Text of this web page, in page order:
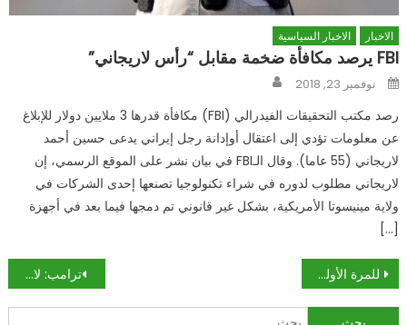
الاخبار الاخبار السياسية
FBI يرصد مكافأة ضخمة مقابل “رأس لاريجاني”
Posted
onنوفمبر 23, 2018
رصد مكتب التحقيقات الفيدرالي (FBI) مكافأة قدرها 3 ملايين دولار للإبلاغ
عن معلومات تؤدي إلى اعتقال أوإدانة رجل إيراني يدعى حسين أحمد
لاريجاني (55 عاما). وقال الـFBI في بيان نشر على الموقع الرسمي، إن
لاريجاني مطلوب لدوره في شراء تكنولوجيا تصنعها إحدى الشركات في
ولاية مينيسوتا الأمريكية، بشكل غير قانوني تم دمجها فيما بعد في أجهزة
[…]
تصفّح
المقالات
ترامب: لا مكان لهدى مثنى في الولايات المتحدة للمرة الأولى.. احتياطات روسيا الدولية تغطي ديونها الخارجية
البحث